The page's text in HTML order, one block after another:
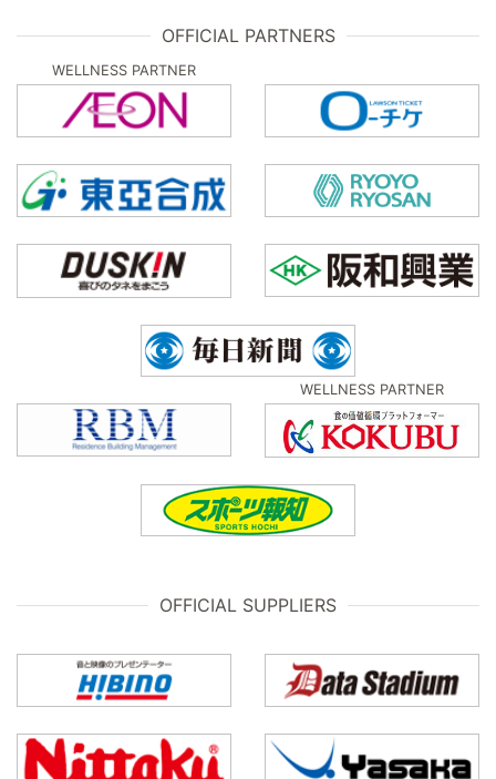
OFFICIAL PARTNERS
WELLNESS PARTNER
WELLNESS PARTNER
OFFICIAL SUPPLIERS